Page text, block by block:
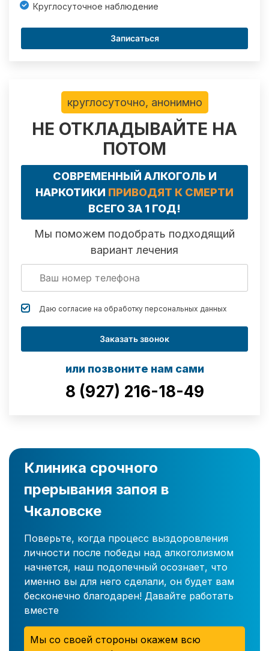
Круглосуточное наблюдение
Записаться
круглосуточно, анонимно
НЕ ОТКЛАДЫВАЙТЕ НА
ПОТОМ
СОВРЕМЕННЫЙ АЛКОГОЛЬ И
НАРКОТИКИ ПРИВОДЯТ К СМЕРТИ
ВСЕГО ЗА 1 ГОД!
Мы поможем подобрать подходящий
вариант лечения
Даю согласие на обработку персональных данных
Заказать звонок
или позвоните нам сами
8 (927) 216-18-49
Клиника срочного
прерывания запоя в
Чкаловске
Поверьте, когда процесс выздоровления
личности после победы над алкоголизмом
начнется, наш подопечный осознает, что
именно вы для него сделали, он будет вам
бесконечно благодарен! Давайте работать
вместе
Мы со своей стороны окажем всю